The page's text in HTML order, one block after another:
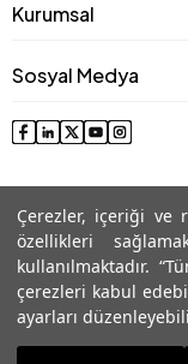
Çerezler, içeriği ve
özellikleri
kullanılmaktadır.
çerezleri kabul
ayarları
Kurumsal
Sosyal Medya
© 2025 Roman®